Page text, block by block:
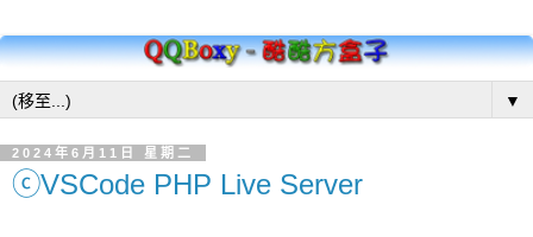
▼
2024年6月11日 星期二
ⓒVSCode PHP Live Server